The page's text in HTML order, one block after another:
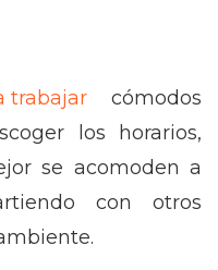
trabajar
cómodos
los horarios,
se acomoden a
con otros